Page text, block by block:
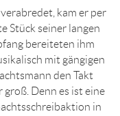
kam er per
Stück seiner langen
bereiteten ihm
mit gängigen
den Takt
Denn es ist eine
in